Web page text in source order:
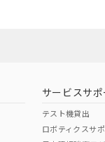
サービスサポ
テスト機貸出
ロボティクスサ